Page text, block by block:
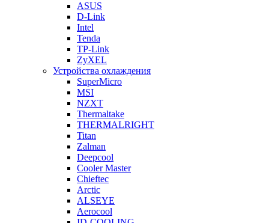
ASUS
D-Link
Intel
Tenda
TP-Link
ZyXEL
Устройства охлаждения
SuperMicro
MSI
NZXT
Thermaltake
THERMALRIGHT
Titan
Zalman
Deepcool
Cooler Master
Chieftec
Arctic
ALSEYE
Aerocool